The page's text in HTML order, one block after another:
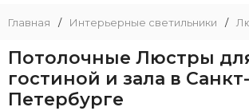
Главная / Интерьерные светильники /
Потолочные Люстры
гостиной и зала в Санкт-
Петербурге